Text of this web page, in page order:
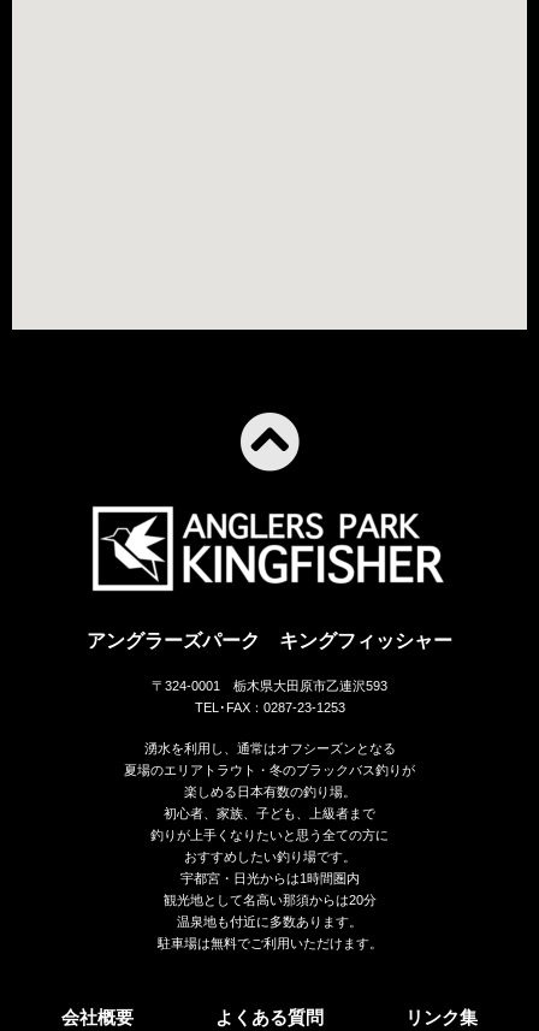
アングラーズパーク キングフィッシャー
〒324-0001 栃木県大田原市乙連沢593
TEL･FAX：0287-23-1253
湧水を利用し、通常はオフシーズンとなる
夏場のエリアトラウト・冬のブラックバス釣りが
楽しめる日本有数の釣り場。
初心者、家族、子ども、上級者まで
釣りが上手くなりたいと思う全ての方に
おすすめしたい釣り場です。
宇都宮・日光からは1時間圏内
観光地として名高い那須からは20分
温泉地も付近に多数あります。
駐車場は無料でご利用いただけます。
会社概要 よくある質問 リンク集